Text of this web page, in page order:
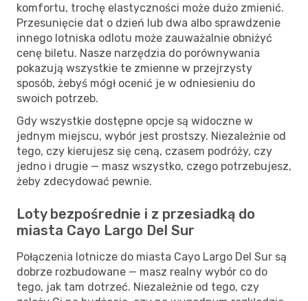
komfortu, trochę elastyczności może dużo zmienić.
Przesunięcie dat o dzień lub dwa albo sprawdzenie
innego lotniska odlotu może zauważalnie obniżyć
cenę biletu. Nasze narzędzia do porównywania
pokazują wszystkie te zmienne w przejrzysty
sposób, żebyś mógł ocenić je w odniesieniu do
swoich potrzeb.
Gdy wszystkie dostępne opcje są widoczne w
jednym miejscu, wybór jest prostszy. Niezależnie od
tego, czy kierujesz się ceną, czasem podróży, czy
jedno i drugie — masz wszystko, czego potrzebujesz,
żeby zdecydować pewnie.
Loty bezpośrednie i z przesiadką do
miasta Cayo Largo Del Sur
Połączenia lotnicze do miasta Cayo Largo Del Sur są
dobrze rozbudowane — masz realny wybór co do
tego, jak tam dotrzeć. Niezależnie od tego, czy